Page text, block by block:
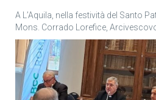
A L’Aquila, nella festività del Santo
Mons. Corrado Lorefice,